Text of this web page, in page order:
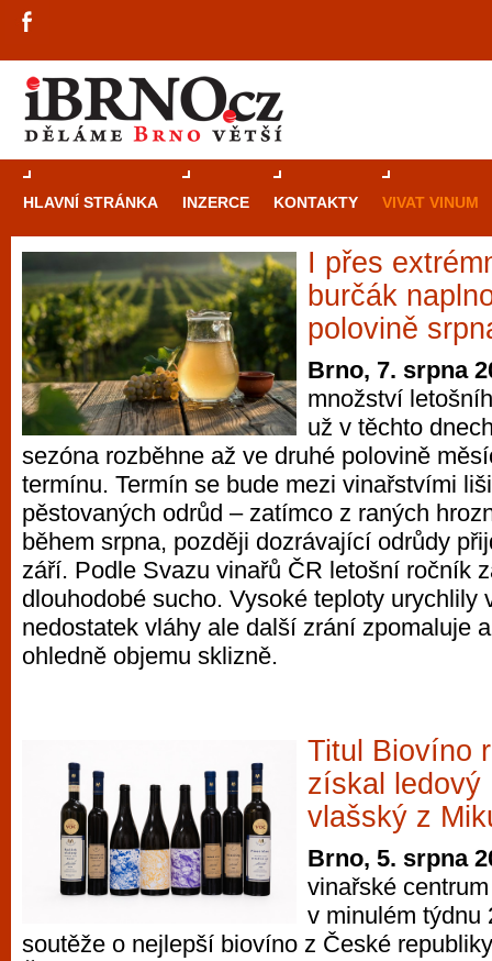
HLAVNÍ STRÁNKA INZERCE KONTAKTY VIVAT VINUM
I přes
burčák
polovině
Brno, 7. srpna
množství
už v těchto
sezóna rozběhne až ve druhé polovině
termínu. Termín se bude mezi vinařstvími
pěstovaných odrůd – zatímco z raných
během srpna, později dozrávající odrůdy
září. Podle Svazu vinařů ČR letošní ročník
dlouhodobé sucho. Vysoké teploty urychlily
nedostatek vláhy ale další zrání zpomaluje
ohledně objemu sklizně.
Titul Biovíno
získal ledový
vlašský z
Brno, 5. srpna
vinařské
v minulém týdnu
soutěže o nejlepší biovíno z České
Průvodce
Brně: Od
automaty
Brno je
zajímavé
restaurace,
Mimo jiné je ale také místem, kde si
vyzkoušet různé kasinové hry. V
metropoli naleznete širokou nabídku her
po moderní automaty jak pro pravidelné
příležitostné hráče. V...